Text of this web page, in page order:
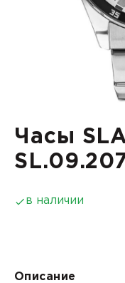
Часы
в наличии
Описание